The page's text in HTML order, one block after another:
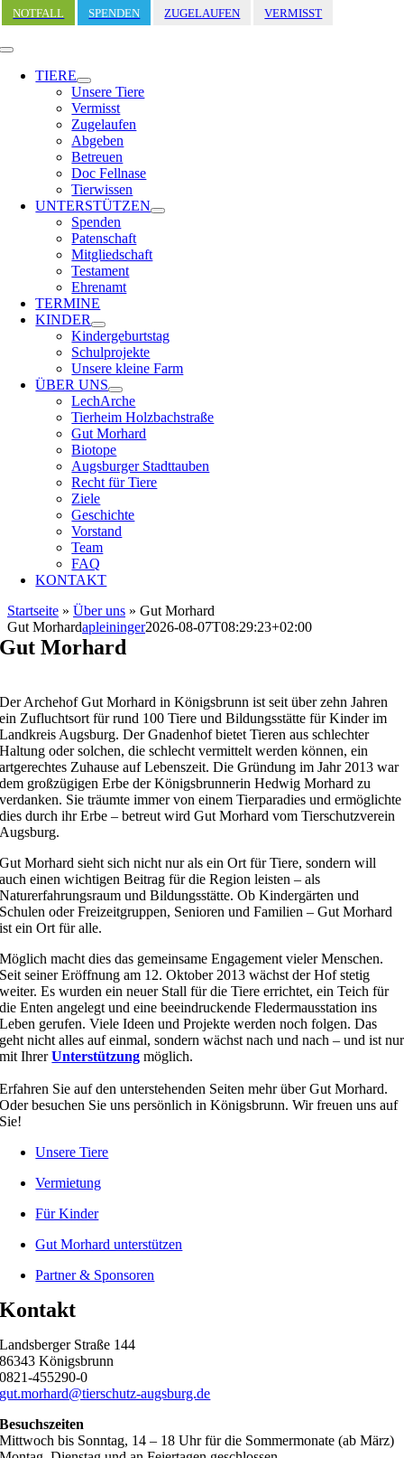
Zum
Inhalt
springen
NOTFALL SPENDEN ZUGELAUFEN VERMISST
Toggle
Navigation
TIERE
Unsere Tiere
Vermisst
Zugelaufen
Abgeben
Betreuen
Doc Fellnase
Tierwissen
UNTERSTÜTZEN
Spenden
Patenschaft
Mitgliedschaft
Testament
Ehrenamt
TERMINE
KINDER
Kindergeburtstag
Schulprojekte
Unsere kleine Farm
ÜBER UNS
LechArche
Tierheim Holzbachstraße
Gut Morhard
Biotope
Augsburger Stadttauben
Recht für Tiere
Ziele
Geschichte
Vorstand
Team
FAQ
KONTAKT
Startseite » Über uns » Gut Morhard
Gut Morhardapleininger2026-08-07T08:29:23+02:00
Gut Morhard
Der Archehof Gut Morhard in Königsbrunn ist seit über zehn Jahren
ein Zufluchtsort für rund 100 Tiere und Bildungsstätte für Kinder im
Landkreis Augsburg. Der Gnadenhof bietet Tieren aus schlechter
Haltung oder solchen, die schlecht vermittelt werden können, ein
artgerechtes Zuhause auf Lebenszeit. Die Gründung im Jahr 2013 war
dem großzügigen Erbe der Königsbrunnerin Hedwig Morhard zu
verdanken. Sie träumte immer von einem Tierparadies und ermöglichte
dies durch ihr Erbe – betreut wird Gut Morhard vom Tierschutzverein
Augsburg.
Gut Morhard sieht sich nicht nur als ein Ort für Tiere, sondern will
auch einen wichtigen Beitrag für die Region leisten – als
Naturerfahrungsraum und Bildungsstätte. Ob Kindergärten und
Schulen oder Freizeitgruppen, Senioren und Familien – Gut Morhard
ist ein Ort für alle.
Möglich macht dies das gemeinsame Engagement vieler Menschen.
Seit seiner Eröffnung am 12. Oktober 2013 wächst der Hof stetig
weiter. Es wurden ein neuer Stall für die Tiere errichtet, ein Teich für
die Enten angelegt und eine beeindruckende Fledermausstation ins
Leben gerufen. Viele Ideen und Projekte werden noch folgen. Das
geht nicht alles auf einmal, sondern wächst nach und nach – und ist nur
mit IhrerUnterstützung möglich.
Erfahren Sie auf den unterstehenden Seiten mehr über Gut Morhard.
Oder besuchen Sie uns persönlich in Königsbrunn. Wir freuen uns auf
Sie!
Unsere Tiere
Vermietung
Für Kinder
Gut Morhard unterstützen
Partner & Sponsoren
Kontakt
Landsberger Straße 144
86343 Königsbrunn
0821-455290-0
gut.morhard@tierschutz-augsburg.de
Besuchszeiten
Mittwoch bis Sonntag, 14 – 18 Uhr für die Sommermonate (ab März)